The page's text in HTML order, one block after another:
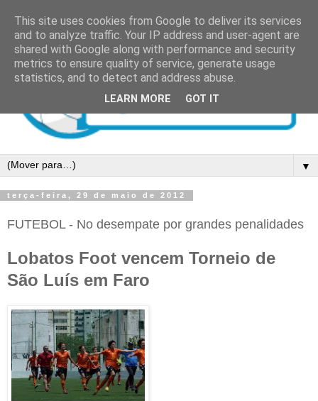
▼
terça-feira, 29 de maio de 2012
FUTEBOL - No desempate por grandes penalidades
Lobatos Foot vencem Torneio de
São Luís em Faro
This site uses cookies from Google to deliver its services
and to analyze traffic. Your IP address and user-agent are
shared with Google along with performance and security
metrics to ensure quality of service, generate usage
statistics, and to detect and address abuse.
LEARN MORE GOT IT